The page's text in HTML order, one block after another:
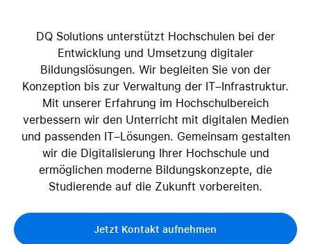
DQ Solutions unterstützt Hochschulen bei der
Entwicklung und Umsetzung digitaler
Bildungslösungen. Wir begleiten Sie von der
Konzeption bis zur Verwaltung der IT–Infrastruktur.
Mit unserer Erfahrung im Hochschulbereich
verbessern wir den Unterricht mit digitalen Medien
und passenden IT–Lösungen. Gemeinsam gestalten
wir die Digitalisierung Ihrer Hochschule und
ermöglichen moderne Bildungskonzepte, die
Studierende auf die Zukunft vorbereiten.
Jetzt Kontakt aufnehmen